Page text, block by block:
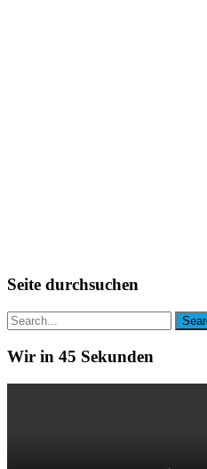
Seite durchsuchen
Wir in 45 Sekunden